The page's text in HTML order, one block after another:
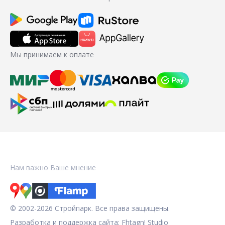
Мы принимаем к оплате
Нам важно Ваше мнение
© 2002-2026 Стройпарк. Все права защищены.
Разработка и поддержка сайта: Fhtagn! Studio